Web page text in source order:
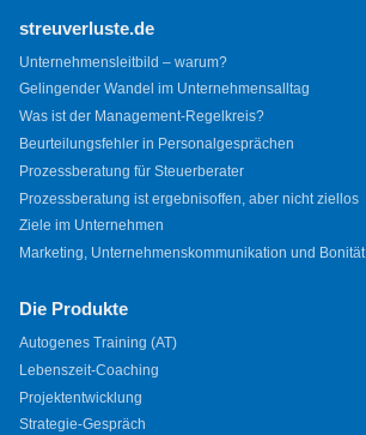
streuverluste.de
Unternehmensleitbild – warum?
Gelingender Wandel im Unternehmensalltag
Was ist der Management-Regelkreis?
Beurteilungsfehler in Personalgesprächen
Prozessberatung für Steuerberater
Prozessberatung ist ergebnisoffen, aber nicht ziellos
Ziele im Unternehmen
Marketing, Unternehmenskommunikation und Bonität
Die Produkte
Autogenes Training (AT)
Lebenszeit-Coaching
Projektentwicklung
Strategie-Gespräch